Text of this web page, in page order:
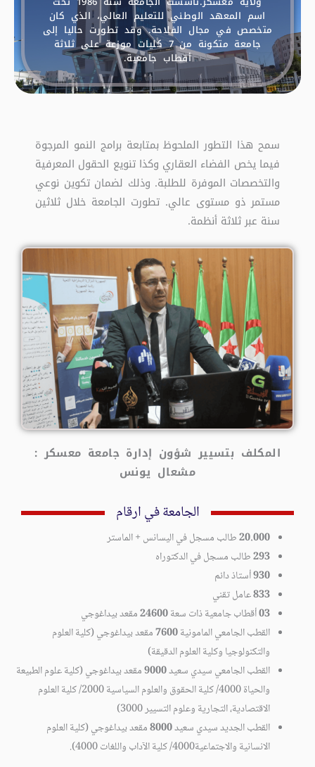
اسم المعهد الوطني للتعليم العالي، الذي كان
متخصص في مجال الفلاحة. وقد تطورت حاليا إلى
جامعة متكونة من 7 كليات موزعة على ثلاثة
أقطاب جامعية.
سمح هذا التطور الملحوظ بمتابعة برامج النمو المرجوة
فيما يخص الفضاء العقاري وكذا تنويع الحقول المعرفية
والتخصصات الموفرة للطلبة. وذلك لضمان تكوين نوعي
مستمر ذو مستوى عالي. تطورت الجامعة خلال ثلاثين
سنة عبر ثلاثة أنظمة.
المكلف بتسيير شؤون إدارة جامعة معسكر :
مشعال يونس
الجامعة في ارقام
20.000طالب مسجل في اليسانس + الماستر
293طالب مسجل في الدكتوراه
930أستاذ دائم
833عامل تقني
03أقطاب جامعية ذات سعة24600مقعد بيداغوجي
القطب الجامعي المامونية7600مقعد بيداغوجي (كلية العلوم
والتكنولوجيا وكلية العلوم الدقيقة)
القطب الجامعي سيدي سعيد9000مقعد بيداغوجي (كلية علوم الطبيعة
والحياة 4000/ كلية الحقوق والعلوم السياسية 2000/ كلية العلوم
الاقتصادية، التجارية وعلوم التسيير 3000)
القطب الجديد سيدي سعيد8000مقعد بيداغوجي (كلية العلوم
الانسانية والاجتماعية4000/ كلية الآداب واللغات 4000).